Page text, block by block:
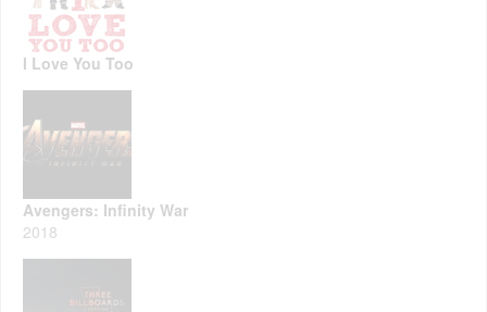
I Love You Too
Avengers: Infinity War
2018